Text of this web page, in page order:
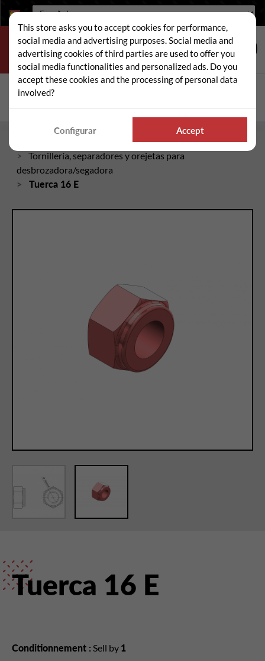
Idioma:
Buscar
Piezas sueltas de desbrozadora/segadora
Tornillería, separadores y orejetas para
desbrozadora/segadora
Tuerca 16 E
Tuerca 16 E
Conditionnement : Sell by 1
This store asks you to accept cookies for performance,
social media and advertising purposes. Social media and
advertising cookies of third parties are used to offer you
social media functionalities and personalized ads. Do you
accept these cookies and the processing of personal data
involved?
Configurar Accept